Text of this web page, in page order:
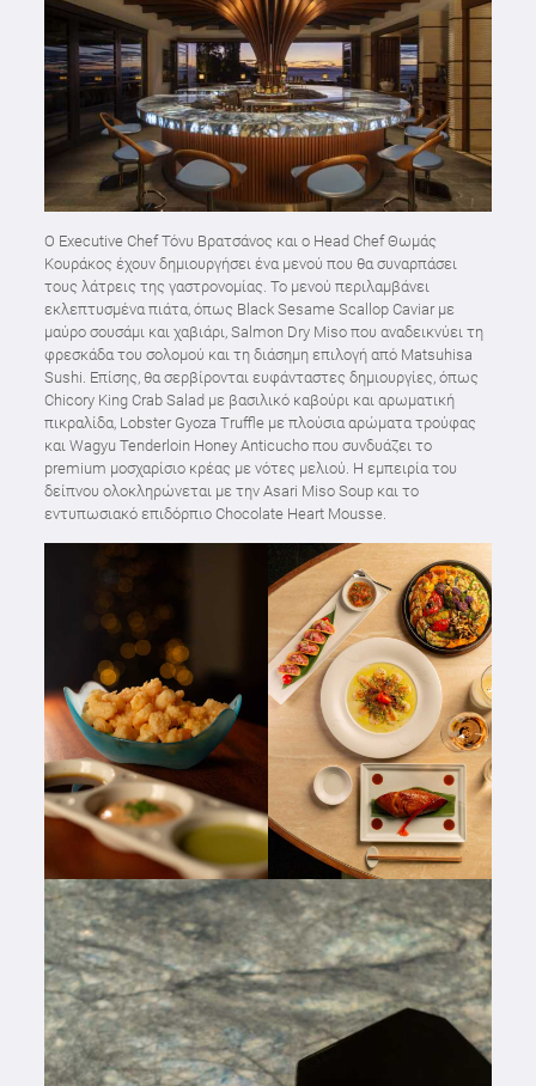
Ο Executive Chef Τόνυ Βρατσάνος και ο Head Chef Θωμάς
Κουράκος έχουν δημιουργήσει ένα μενού που θα συναρπάσει
τους λάτρεις της γαστρονομίας. Το μενού περιλαμβάνει
εκλεπτυσμένα πιάτα, όπως Black Sesame Scallop Caviar με
μαύρο σουσάμι και χαβιάρι, Salmon Dry Miso που αναδεικνύει τη
φρεσκάδα του σολομού και τη διάσημη επιλογή από Matsuhisa
Sushi. Επίσης, θα σερβίρονται ευφάνταστες δημιουργίες, όπως
Chicory King Crab Salad με βασιλικό καβούρι και αρωματική
πικραλίδα, Lobster Gyoza Truffle με πλούσια αρώματα τρούφας
και Wagyu Tenderloin Honey Anticucho που συνδυάζει το
premium μοσχαρίσιο κρέας με νότες μελιού. Η εμπειρία του
δείπνου ολοκληρώνεται με την Asari Miso Soup και το
εντυπωσιακό επιδόρπιο Chocolate Heart Mousse.